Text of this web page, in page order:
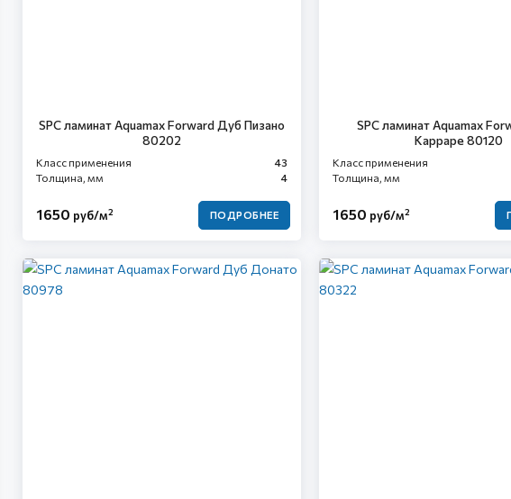
SPC ламинат Aquamax Forward Дуб Пизано
80202
Класс применения
43
Толщина, мм
4
1650 руб/м2 ПОДРОБНЕЕ
SPC ламинат Aquamax
Карраре 80120
Класс применения
Толщина, мм
1650 руб/м2